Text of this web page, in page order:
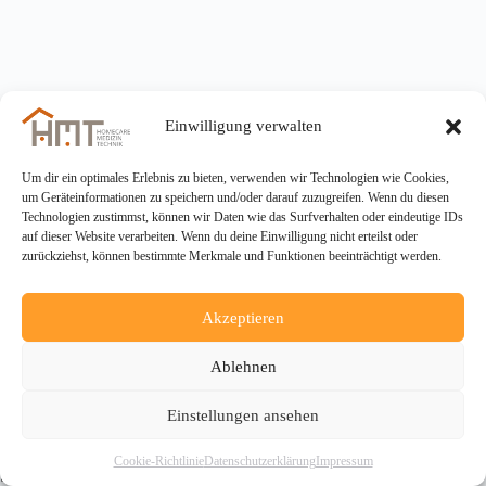
Einwilligung verwalten
Um dir ein optimales Erlebnis zu bieten, verwenden wir Technologien wie Cookies,
um Geräteinformationen zu speichern und/oder darauf zuzugreifen. Wenn du diesen
Technologien zustimmst, können wir Daten wie das Surfverhalten oder eindeutige IDs
auf dieser Website verarbeiten. Wenn du deine Einwilligung nicht erteilst oder
zurückziehst, können bestimmte Merkmale und Funktionen beeinträchtigt werden.
Akzeptieren
Ablehnen
Einstellungen ansehen
Cookie-RichtlinieDatenschutzerklärung Impressum
Copyright © 2026 - HMT Homecare-Medizin-Technik
Service GmbH